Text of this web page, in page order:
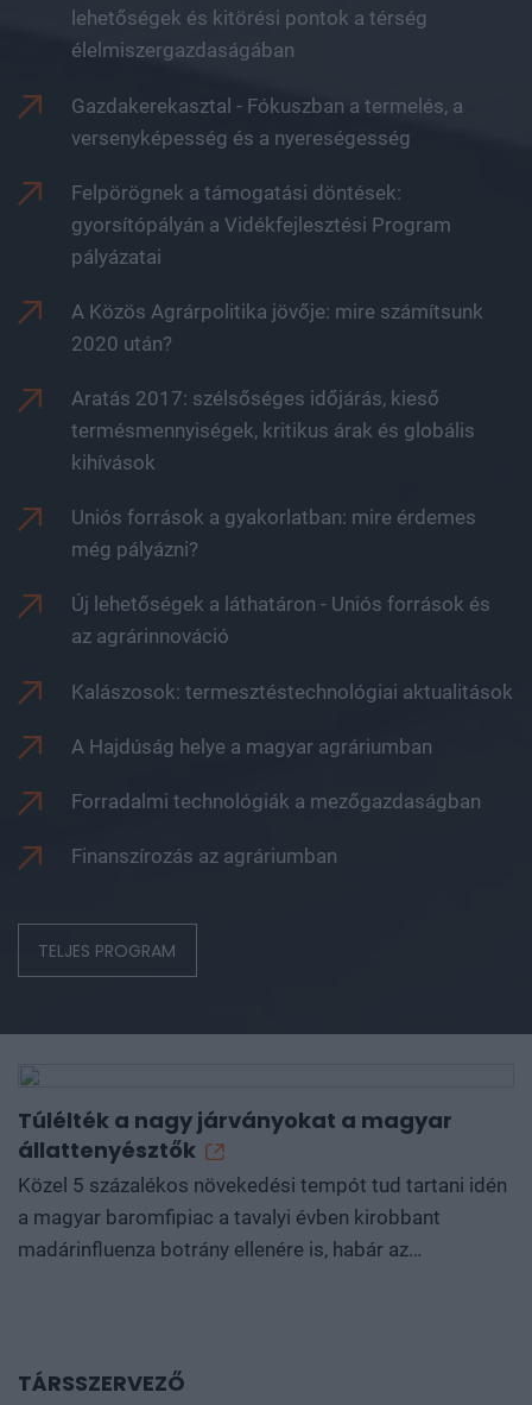
lehetőségek és kitörési pontok a térség
élelmiszergazdaságában
Gazdakerekasztal - Fókuszban a termelés, a
versenyképesség és a nyereségesség
Felpörögnek a támogatási döntések:
gyorsítópályán a Vidékfejlesztési Program
pályázatai
A Közös Agrárpolitika jövője: mire számítsunk
2020 után?
Aratás 2017: szélsőséges időjárás, kieső
termésmennyiségek, kritikus árak és globális
kihívások
Uniós források a gyakorlatban: mire érdemes
még pályázni?
Új lehetőségek a láthatáron - Uniós források és
az agrárinnováció
Kalászosok: termesztéstechnológiai aktualitások
A Hajdúság helye a magyar agráriumban
Forradalmi technológiák a mezőgazdaságban
Finanszírozás az agráriumban
TELJES PROGRAM
Túlélték a nagy járványokat a magyar
állattenyésztők
Közel 5 százalékos növekedési tempót tud tartani idén
a magyar baromfipiac a tavalyi évben kirobbant
madárinfluenza botrány ellenére is, habár az
TÁRSSZERVEZŐ